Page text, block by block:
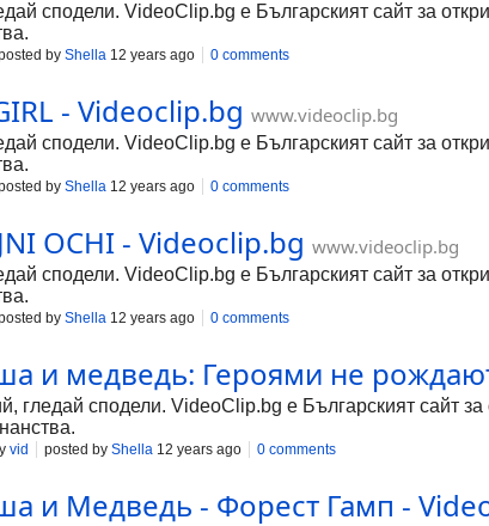
сподели. VideoClip.bg е Българският сайт за
by Shella 12 years ago 0 comments
- Videoclip.bg www.videoclip.bg
сподели. VideoClip.bg е Българският сайт за
by Shella 12 years ago 0 comments
OCHI - Videoclip.bg www.videoclip.bg
сподели. VideoClip.bg е Българският сайт за
by Shella 12 years ago 0 comments
и медведь: Героями не
гледай сподели. VideoClip.bg е Българският сайт
vid posted by Shella 12 years ago 0 comments
и Медведь - Форест Гамп -